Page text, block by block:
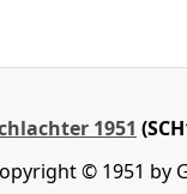
1951
© 1951 by